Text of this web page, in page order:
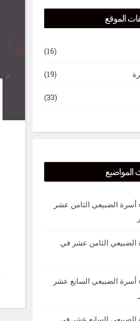
الموقع
(16)
(19)
(33)
المواضيع
أسرة الضبيعي الثامن عشر
الضبيعي الثامن عشر في
أسرة الضبيعي السابع عشر
الضبيعي السابع عشر في